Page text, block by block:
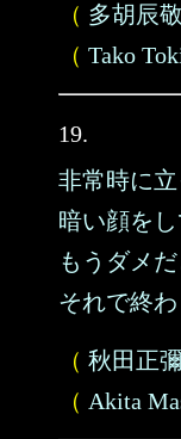
（ 多胡辰敬
（ Tako
19.
非常時に立
暗い顔をし
もうダメだ
それで終わ
（ 秋田正彌
（ Akita